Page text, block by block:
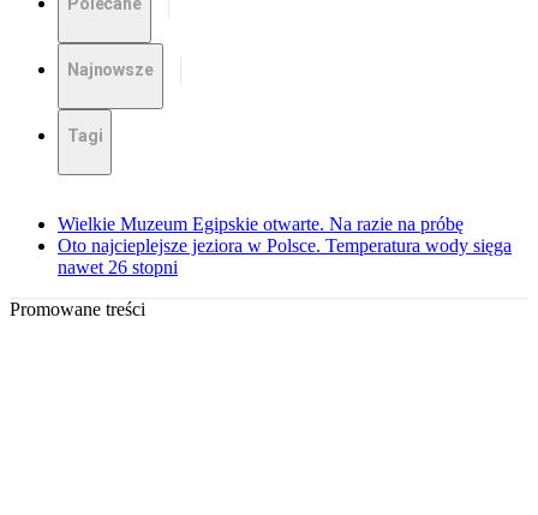
Najnowsze
Tagi
Wielkie Muzeum Egipskie otwarte. Na razie na próbę
Oto najcieplejsze jeziora w Polsce. Temperatura wody sięga
nawet 26 stopni
Promowane treści